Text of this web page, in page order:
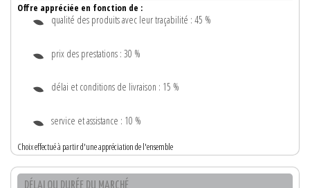
Offre appréciée en fonction de :
qualité des produits avec leur traçabilité : 45 %
prix des prestations : 30 %
délai et conditions de livraison : 15 %
service et assistance : 10 %
Choix effectué à partir d'une appréciation de l'ensemble
DÉLAI OU DURÉE DU MARCHÉ